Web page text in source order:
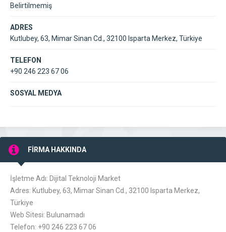
Belirtilmemiş
ADRES
Kutlubey, 63, Mimar Sinan Cd., 32100 Isparta Merkez, Türkiye
TELEFON
+90 246 223 67 06
SOSYAL MEDYA
FİRMA HAKKINDA
İşletme Adı: Dijital Teknoloji Market
Adres: Kutlubey, 63, Mimar Sinan Cd., 32100 Isparta Merkez,
Türkiye
Web Sitesi: Bulunamadı
Telefon: +90 246 223 67 06